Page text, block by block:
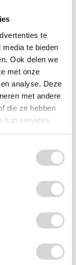
te
te bieden
Ook delen we
met onze
analyse. Deze
met andere
die ze hebben
hun services.